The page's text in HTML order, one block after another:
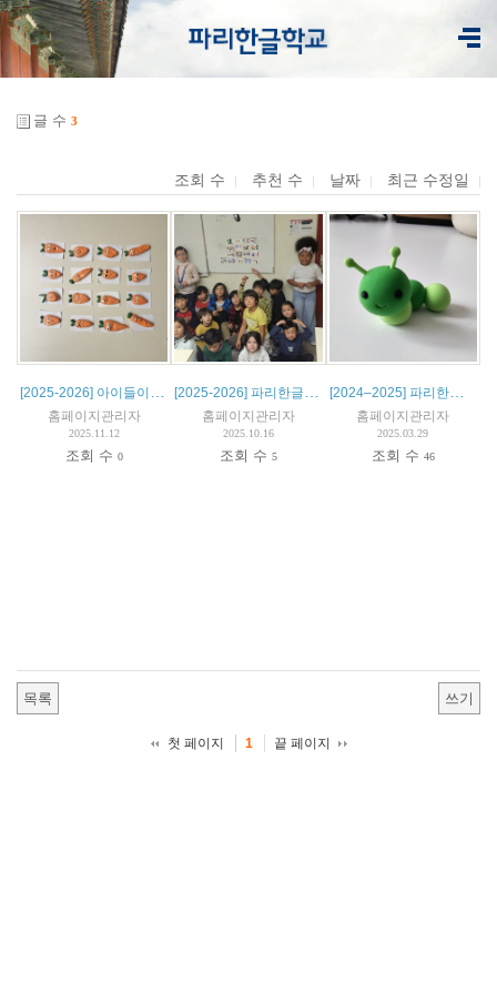
글 수 3
조회 수 추천 수 날짜 최근 수정일
[2025-2026] 아이들이 만든 클레이아트를 소개합니다.
홈페이지관리자
2025.11.12
조회 수 0
[2025-2026] 파리한글학교 클레이아트 첫 수업
홈페이지관리자
2025.10.16
조회 수 5
[2024–2025] 파리한글학교 클레이아트 수업 작품 소개
홈페이지관리자
2025.03.29
조회 수 46
목록 쓰기
첫 페이지 1 끝 페이지